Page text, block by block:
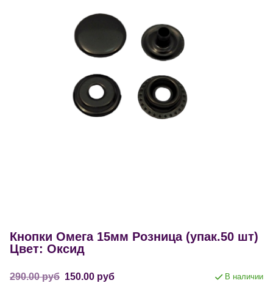
Кнопки Омега 15мм Розница (упак.50 шт)
Цвет: Оксид
290.00 руб 150.00 руб В наличии